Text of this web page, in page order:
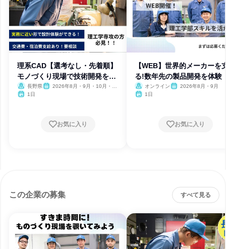
理系CAD【選考なし・先着順】
モノづくり現場で技術開発を体
感 長野県
2026年8月・9月・10月・11
1日
お気に入り
【WEB】世界的メーカーを
る!数年先の製品開発を体験
オンライン
2026年8月・9月
1日
お気に入り
この企業の募集 すべて見る